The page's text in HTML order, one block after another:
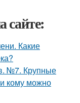
сайте:
Какие
№7. Крупные
кому можно